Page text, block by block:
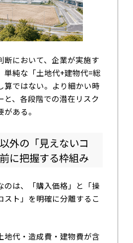
断において、企業が実施す
単純な「土地代+建物代=総
算ではない。より細かい時
と、各段階での潜在リスク
ある。
外の「見えないコ
に把握する枠組み
のは、「購入価格」と「操
スト」を明確に分離するこ
地代・造成費・建物費が含